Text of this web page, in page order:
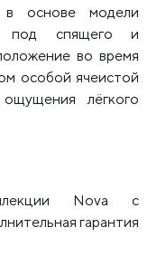
в основе модели
под спящего и
во время
особой ячеистой
лёгкого
Nova с
гарантия